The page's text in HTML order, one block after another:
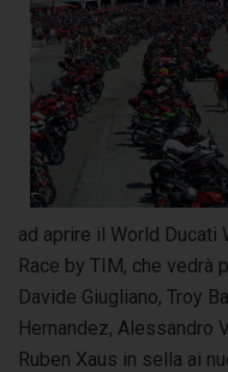
ad aprire il World Ducati
Race by TIM, che vedrà
Davide Giugliano, Troy
Hernandez, Alessandro
Ruben Xaus in sella ai